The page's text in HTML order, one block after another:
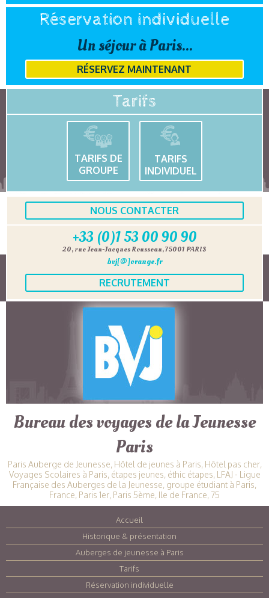
Réservation individuelle
Un séjour à Paris...
RÉSERVEZ MAINTENANT
Tarifs
TARIFS DE
GROUPE
TARIFS
INDIVIDUEL
NOUS CONTACTER
+33 (0)1 53 00 90 90
20, rue Jean-Jacques Rousseau, 75001 PARIS
bvj[@]orange.fr
RECRUTEMENT
Bureau des voyages de la Jeunesse
Paris
Paris Auberge de Jeunesse, Hôtel de jeunes à Paris, Hôtel pas cher,
Voyages Scolaires à Paris, étapes jeunes, éthic étapes, LFAJ - Ligue
Française des Auberges de la Jeunesse, groupe étudiant à Paris,
France, Paris 1er, Paris 5ème, Ile de France, 75
Accueil
Historique & présentation
Auberges de jeunesse à Paris
Tarifs
Réservation individuelle